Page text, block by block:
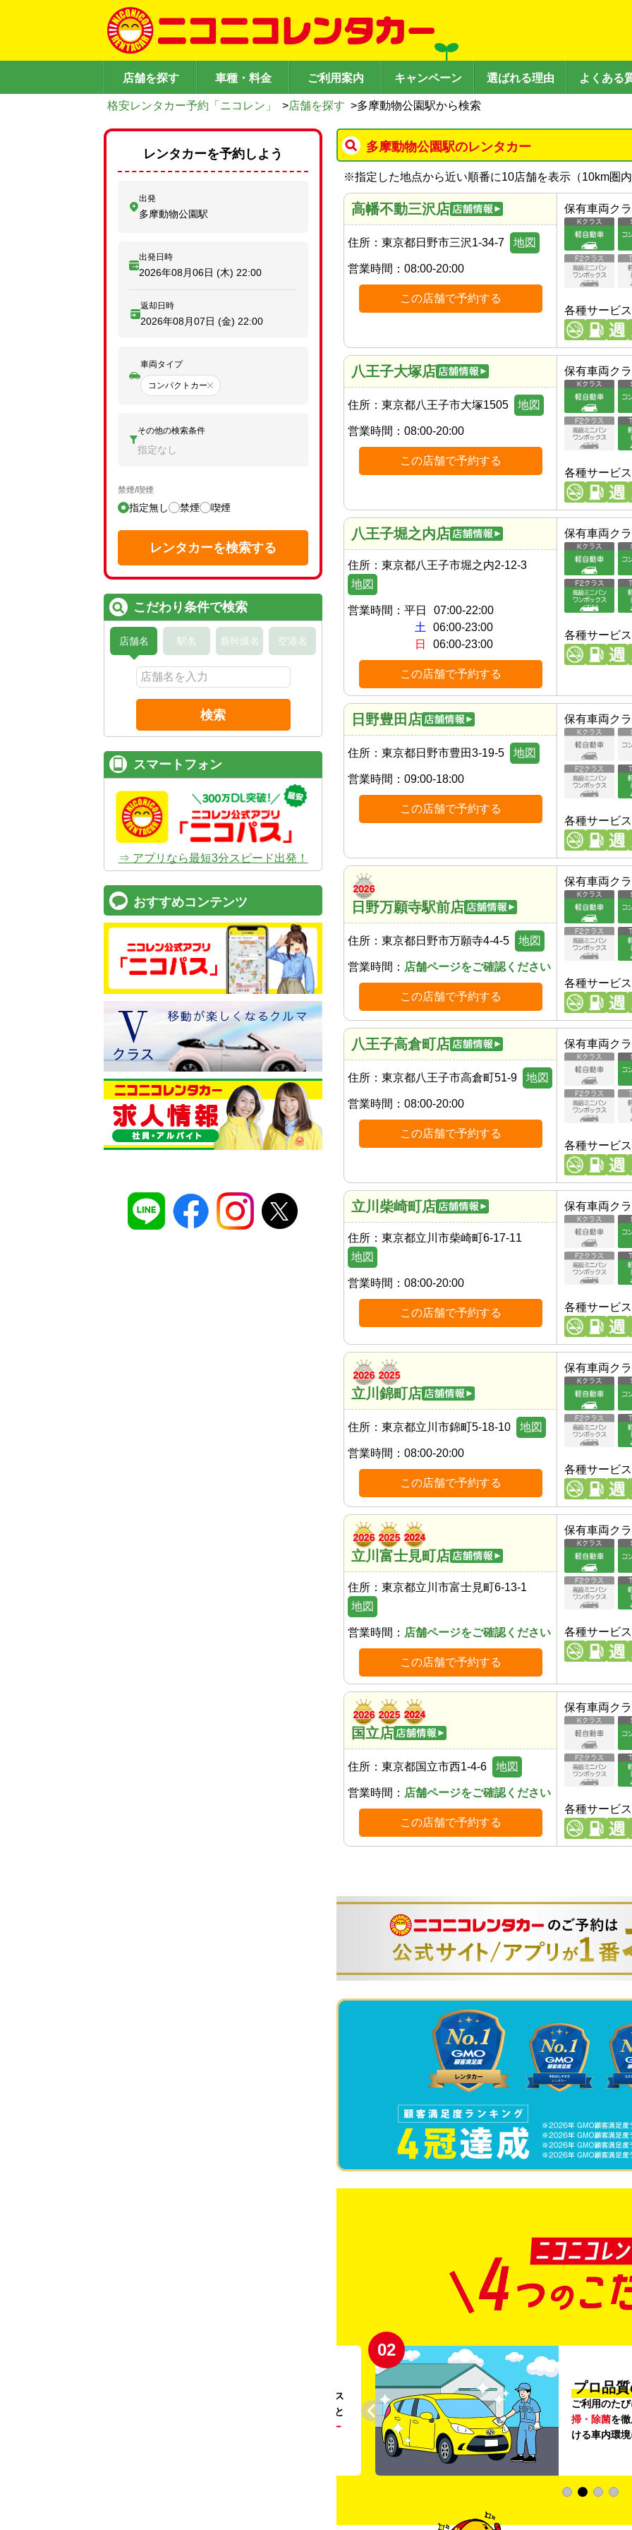
店舗を探す 車種・料金 ご利用案内 キャンペーン 選ばれる理由 よくある
格安レンタカー予約「ニコレン」 >店舗を探す >多摩動物公園駅から検索
多摩動物公園駅のレンタカー
※指定した地点から近い順番に10店舗を表示（10km圏
高幡不動三沢店
住所： 東京都日野市三沢1-34-7 地図
営業時間： 08:00-20:00
この店舗で予約する
保有車両ク
各種サービス
八王子大塚店
住所： 東京都八王子市大塚1505 地図
営業時間： 08:00-20:00
この店舗で予約する
保有車両ク
各種サービス
八王子堀之内店
住所： 東京都八王子市堀之内2-12-3
地図
営業時間： 平日
07:00-22:00
土
06:00-23:00
日
06:00-23:00
この店舗で予約する
保有車両ク
各種サービス
日野豊田店
住所： 東京都日野市豊田3-19-5 地図
営業時間： 09:00-18:00
この店舗で予約する
保有車両ク
各種サービス
日野万願寺駅前店
住所： 東京都日野市万願寺4-4-5 地図
営業時間： 店舗ページをご確認ください
この店舗で予約する
保有車両ク
各種サービス
八王子高倉町店
住所： 東京都八王子市高倉町51-9 地図
営業時間： 08:00-20:00
この店舗で予約する
保有車両ク
各種サービス
立川柴崎町店
住所： 東京都立川市柴崎町6-17-11
地図
営業時間： 08:00-20:00
この店舗で予約する
保有車両ク
各種サービス
立川錦町店
住所： 東京都立川市錦町5-18-10 地図
営業時間： 08:00-20:00
この店舗で予約する
保有車両ク
各種サービス
立川富士見町店
住所： 東京都立川市富士見町6-13-1
地図
営業時間： 店舗ページをご確認ください
この店舗で予約する
保有車両ク
各種サービス
国立店
住所： 東京都国立市西1-4-6 地図
営業時間： 店舗ページをご確認ください
この店舗で予約する
保有車両ク
各種サービス
車内外の清
を徹底。安心感と清潔感を感じていただ
03
新
登録から4年
快適な車両
加料金は0円
レンタカーを予約しよう
出発
多摩動物公園駅
出発日時
2026年08月06日 (木) 22:00
返却日時
2026年08月07日 (金) 22:00
車両タイプ
コンパクトカー
その他の検索条件
指定なし
禁煙/喫煙
指定無し 禁煙 喫煙
レンタカーを検索する
こだわり条件で検索
店舗名 駅名 新幹線名 空港名
検索
スマートフォン
⇒ アプリなら最短3分スピード出発！
おすすめコンテンツ